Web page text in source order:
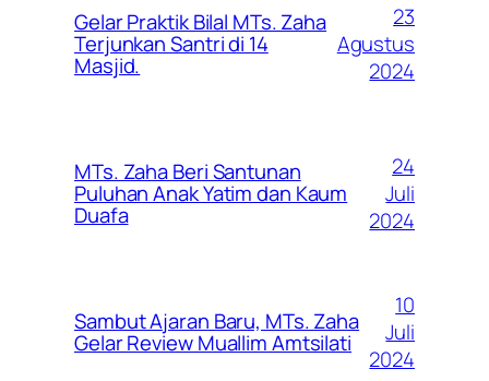
Gelar Praktik Bilal MTs. Zaha
Terjunkan Santri di 14
Masjid.
23
Agustus
2024
MTs. Zaha Beri Santunan
Puluhan Anak Yatim dan Kaum
Duafa
24
Juli
2024
Sambut Ajaran Baru, MTs. Zaha
Gelar Review Muallim Amtsilati
10
Juli
2024